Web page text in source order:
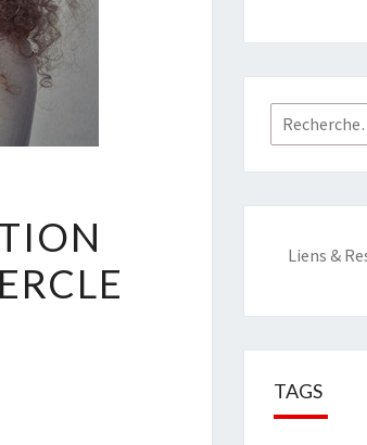
Rechercher :
Liens &
TAGS